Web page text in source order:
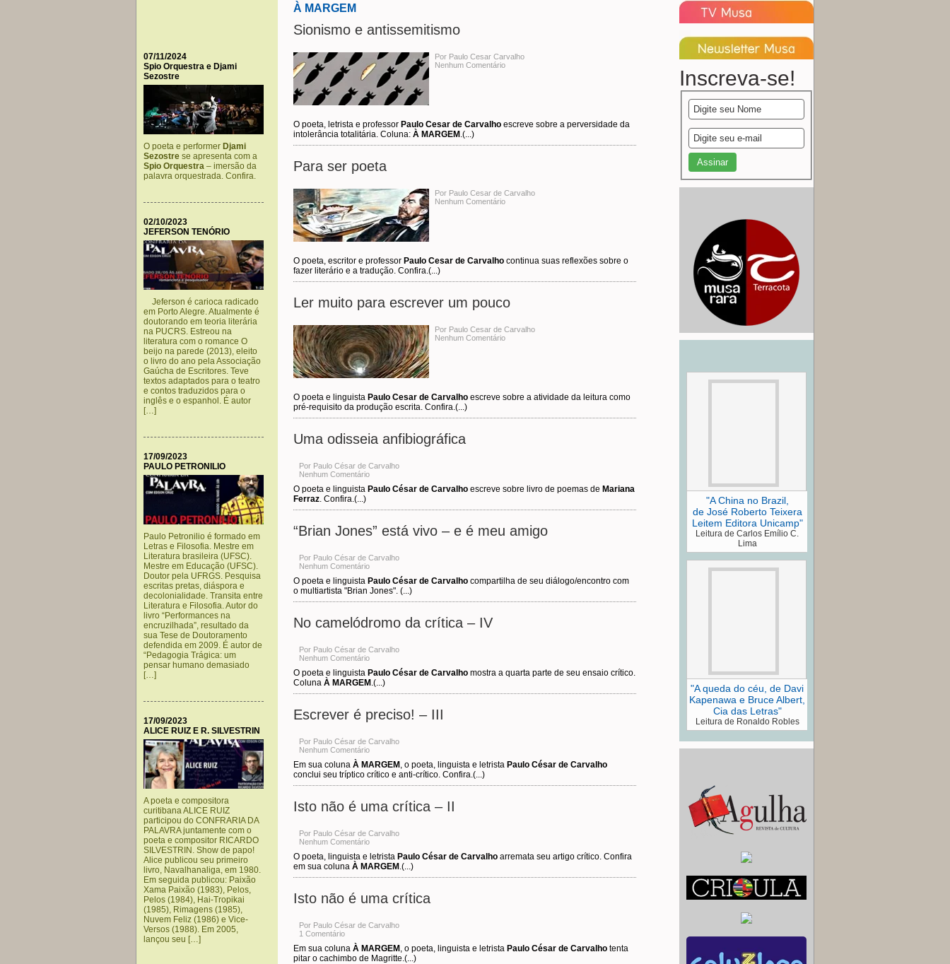
07/11/2024
Spio Orquestra e Djami
Sezostre
O poeta e performer Djami
Sezostre se apresenta com a
Spio Orquestra – imersão da
palavra orquestrada. Confira.
02/10/2023
JEFERSON TENÓRIO
Jeferson é carioca radicado
em Porto Alegre. Atualmente é
doutorando em teoria literária
na PUCRS. Estreou na
literatura com o romance O
beijo na parede (2013), eleito
o livro do ano pela Associação
Gaúcha de Escritores. Teve
textos adaptados para o teatro
e contos traduzidos para o
inglês e o espanhol. É autor
[…]
17/09/2023
PAULO PETRONILIO
Paulo Petronilio é formado em
Letras e Filosofia. Mestre em
Literatura brasileira (UFSC).
Mestre em Educação (UFSC).
Doutor pela UFRGS. Pesquisa
escritas pretas, diáspora e
decolonialidade. Transita entre
Literatura e Filosofia. Autor do
livro “Performances na
encruzilhada”, resultado da
sua Tese de Doutoramento
defendida em 2009. É autor de
“Pedagogia Trágica: um
pensar humano demasiado
[…]
17/09/2023
ALICE RUIZ E R. SILVESTRIN
A poeta e compositora
curitibana ALICE RUIZ
participou do CONFRARIA DA
PALAVRA juntamente com o
poeta e compositor RICARDO
SILVESTRIN. Show de papo!
Alice publicou seu primeiro
livro, Navalhanaliga, em 1980.
Em seguida publicou: Paixão
Xama Paixão (1983), Pelos,
Pelos (1984), Hai-Tropikai
(1985), Rimagens (1985),
Nuvem Feliz (1986) e Vice-
Versos (1988). Em 2005,
lançou seu […]
À MARGEM
Sionismo e antissemitismo
Por Paulo Cesar Carvalho
Nenhum Comentário
O poeta, letrista e professor Paulo Cesar de Carvalho escreve sobre a perversidade da
intolerância totalitária. Coluna: À MARGEM .(...)
Para ser poeta
Por Paulo Cesar de Carvalho
Nenhum Comentário
O poeta, escritor e professor Paulo Cesar de Carvalho continua suas reflexões sobre o
fazer literário e a tradução. Confira.(...)
Ler muito para escrever um pouco
Por Paulo Cesar de Carvalho
Nenhum Comentário
O poeta e linguista Paulo Cesar de Carvalho escreve sobre a atividade da leitura como
pré-requisito da produção escrita. Confira.(...)
Uma odisseia anfibiográfica
Por Paulo César de Carvalho
Nenhum Comentário
O poeta e linguista Paulo César de Carvalho escreve sobre livro de poemas de Mariana
Ferraz. Confira.(...)
“Brian Jones” está vivo – e é meu amigo
Por Paulo César de Carvalho
Nenhum Comentário
O poeta e linguista Paulo César de Carvalho compartilha de seu diálogo/encontro com
o multiartista "Brian Jones". (...)
No camelódromo da crítica – IV
Por Paulo César de Carvalho
Nenhum Comentário
O poeta e linguista Paulo César de Carvalho mostra a quarta parte de seu ensaio crítico.
Coluna À MARGEM .(...)
Escrever é preciso! – III
Por Paulo César de Carvalho
Nenhum Comentário
Em sua coluna À MARGEM , o poeta, linguista e letrista Paulo César de Carvalho
conclui seu tríptico crítico e anti-crítico. Confira.(...)
Isto não é uma crítica – II
Por Paulo César de Carvalho
Nenhum Comentário
O poeta, linguista e letrista Paulo César de Carvalho arremata seu artigo crítico. Confira
em sua coluna À MARGEM .(...)
Isto não é uma crítica
Por Paulo César de Carvalho
1 Comentário
Em sua coluna À MARGEM , o poeta, linguista e letrista Paulo César de Carvalho tenta
pitar o cachimbo de Magritte.(...)
Inscreva-se!
"A China no Brazil,
de José Roberto Teixera
Leitem Editora Unicamp"
Leitura de Carlos Emílio C.
Lima
"A queda do céu, de Davi
Kapenawa e Bruce Albert,
Cia das Letras"
Leitura de Ronaldo Robles